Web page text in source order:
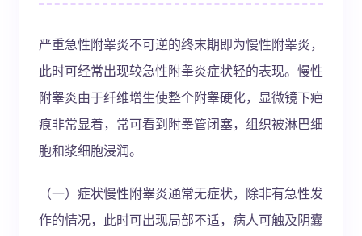
严重急性附睾炎不可逆的终末期即为慢性附睾炎，
此时可经常出现较急性附睾炎症状轻的表现。慢性
附睾炎由于纤维增生使整个附睾硬化，显微镜下疤
痕非常显着，常可看到附睾管闭塞，组织被淋巴细
胞和浆细胞浸润。
（一）症状慢性附睾炎通常无症状，除非有急性发
作的情况，此时可出现局部不适，病人可触及阴囊